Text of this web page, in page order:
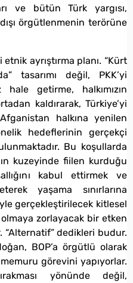
ve bütün Türk yargısı,
örgütlenmenin terörüne
etnik ayrıştırma planı. “Kürt
tasarımı değil, PKK’yi
getirme, halkımızın
kaldırarak, Türkiye’yi
halkına yenilen
hedeflerinin gerçekçi
Bu koşullarda
kuzeyinde fiilen kurduğu
kabul ettirmek ve
yaşama sınırlarına
gerçekleştirilecek kitlesel
olmaya zorlayacak bir etken
“Alternatif” dedikleri budur.
BOP’a örgütlü olarak
görevini yapıyorlar.
yönünde değil,